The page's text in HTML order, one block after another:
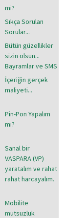
mi?
Sıkça Sorulan
Sorular...
Bütün güzellikler
sizin olsun...
Bayramlar ve SMS
İçeriğin gerçek
maliyeti...
Pin-Pon Yapalım
mı?
Sanal bir
VASPARA (VP)
yaratalım ve rahat
rahat harcayalım.
Mobilite
mutsuzluk